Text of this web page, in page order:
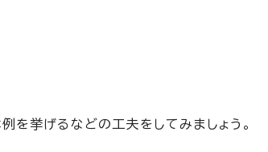
を挙げるなどの工夫をしてみましょう。